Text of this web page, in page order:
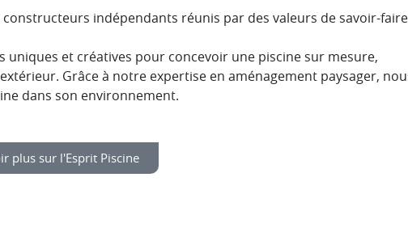
indépendants réunis par des valeurs de savoir-faire
et créatives pour concevoir une piscine sur mesure,
Grâce à notre expertise en aménagement paysager,
dans son environnement.
plus sur l'Esprit Piscine